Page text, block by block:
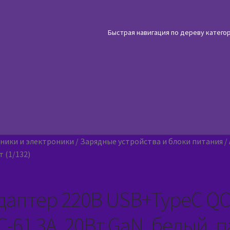
Быстрая навигация по дереву
и электроники / Зарядные устройства и блоки питания /
(1/132)
220В USB+TypeC